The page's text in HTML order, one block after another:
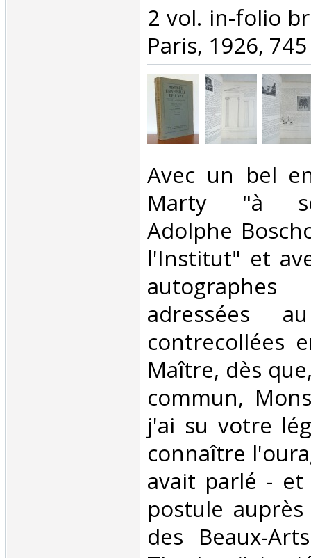
‎2 vol. in-folio
Paris, 1926,
‎Avec un bel
Marty "à
Adolphe
l'Institut" et
adressées
contrecollées
Maître, dès
commun,
j'ai su votre
connaître
avait parlé -
postule
des Beaux-